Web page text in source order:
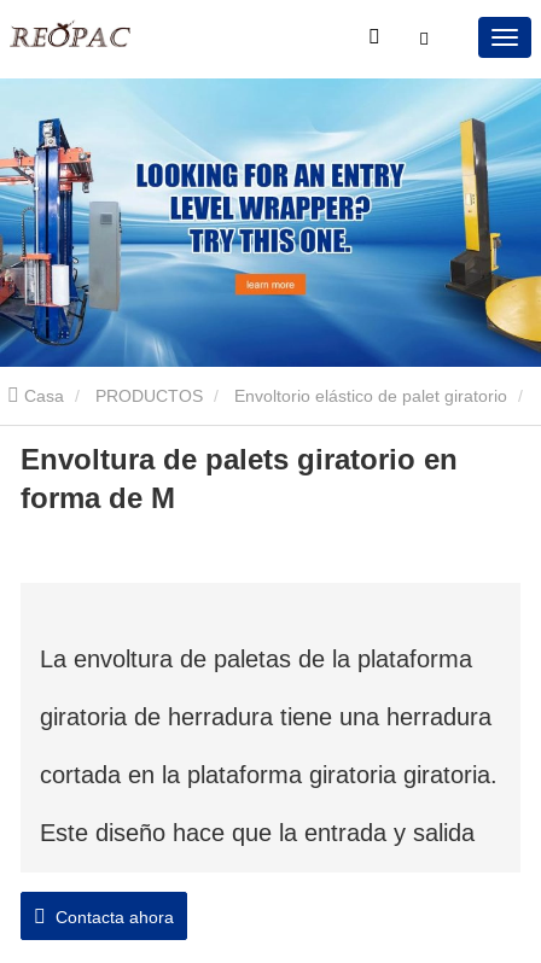
Casa PRODUCTOS Envoltorio elástico de palet giratorio
Envoltura de paletas de plataforma de zapatillas de caballo
Envoltura de palets giratorio en forma de M
Envoltura de palets giratorio en
forma de M
La envoltura de paletas de la plataforma
giratoria de herradura tiene una herradura
cortada en la plataforma giratoria giratoria.
Este diseño hace que la entrada y salida
de palets sea mucho más fácil con la
carretilla elevadora manual.
Contacta ahora